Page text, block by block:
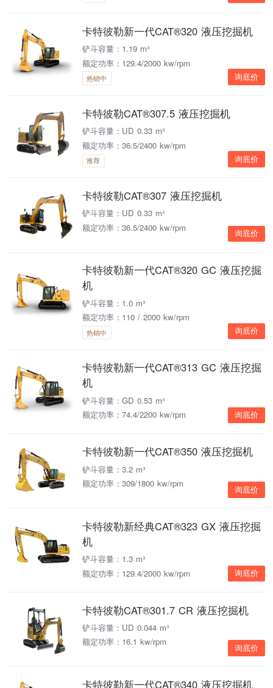
卡特彼勒新一代CAT®320 液压挖掘机
铲斗容量：1.19 m³
额定功率：129.4/2000 kw/rpm
热销中 询底价
卡特彼勒CAT®307.5 液压挖掘机
铲斗容量：UD 0.33 m³
额定功率：36.5/2400 kw/rpm
推荐 询底价
卡特彼勒CAT®307 液压挖掘机
铲斗容量：UD 0.33 m³
额定功率：36.5/2400 kw/rpm
询底价
卡特彼勒新一代CAT®320 GC 液压挖掘
机
铲斗容量：1.0 m³
额定功率：110 / 2000 kw/rpm
热销中 询底价
卡特彼勒新一代CAT®313 GC 液压挖掘
机
铲斗容量：GD 0.53 m³
额定功率：74.4/2200 kw/rpm
询底价
卡特彼勒新一代CAT®350 液压挖掘机
铲斗容量：3.2 m³
额定功率：309/1800 kw/rpm
询底价
卡特彼勒新经典CAT®323 GX 液压挖掘
机
铲斗容量：1.3 m³
额定功率：129.4/2000 kw/rpm
询底价
卡特彼勒CAT®301.7 CR 液压挖掘机
铲斗容量：UD 0.044 m³
额定功率：16.1 kw/rpm
询底价
卡特彼勒新一代CAT®340 液压挖掘机